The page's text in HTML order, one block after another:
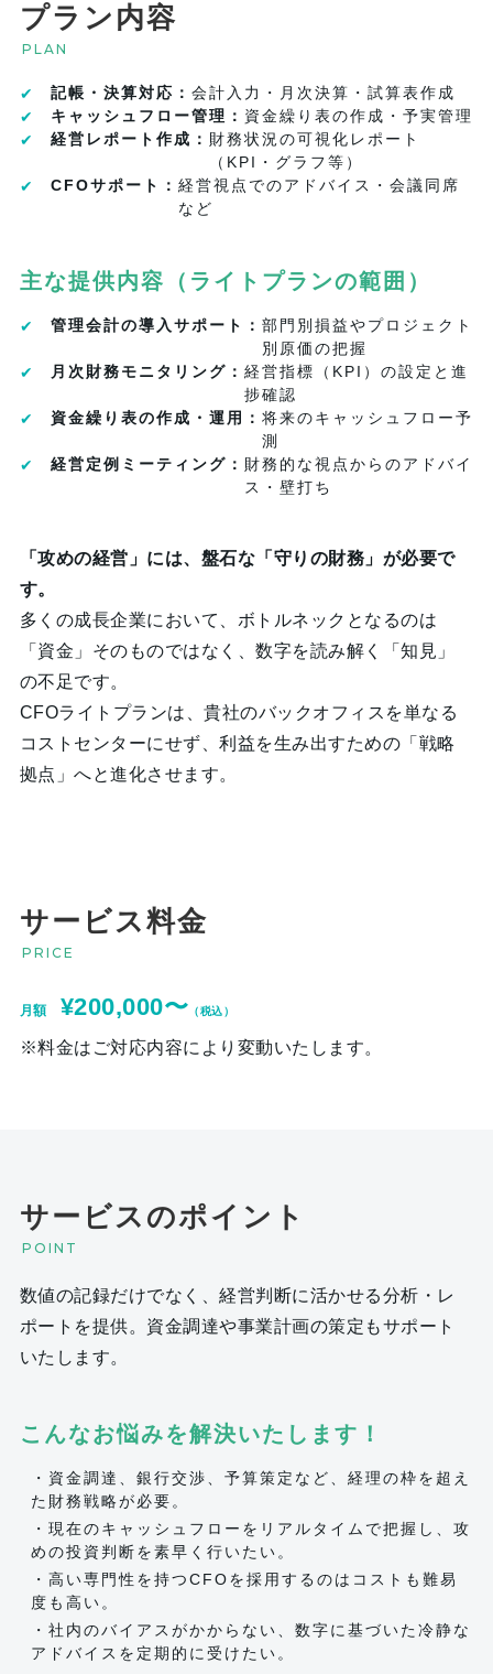
プラン内容
PLAN
記帳・決算対応： 会計入力・月次決算・試算表作成
キャッシュフロー管理： 資金繰り表の作成・予実管理
経営レポート作成： 財務状況の可視化レポート
（KPI・グラフ等）
CFOサポート： 経営視点でのアドバイス・会議同席
など
主な提供内容（ライトプランの範囲）
管理会計の導入サポート： 部門別損益やプロジェクト
別原価の把握
月次財務モニタリング： 経営指標（KPI）の設定と進
捗確認
資金繰り表の作成・運用： 将来のキャッシュフロー予
測
経営定例ミーティング： 財務的な視点からのアドバイ
ス・壁打ち
「攻めの経営」には、盤石な「守りの財務」が必要で
す。
多くの成長企業において、ボトルネックとなるのは
「資金」そのものではなく、数字を読み解く「知見」
の不足です。
CFOライトプランは、貴社のバックオフィスを単なる
コストセンターにせず、利益を生み出すための「戦略
拠点」へと進化させます。
サービス料金
PRICE
月額 ¥200,000〜 （税込）
※料金はご対応内容により変動いたします。
サービスのポイント
POINT
数値の記録だけでなく、経営判断に活かせる分析・レ
ポートを提供。資金調達や事業計画の策定もサポート
いたします。
こんなお悩みを解決いたします！
・資金調達、銀行交渉、予算策定など、経理の枠を超え
た財務戦略が必要。
・現在のキャッシュフローをリアルタイムで把握し、攻
めの投資判断を素早く行いたい。
・高い専門性を持つCFOを採用するのはコストも難易
度も高い。
・社内のバイアスがかからない、数字に基づいた冷静な
アドバイスを定期的に受けたい。